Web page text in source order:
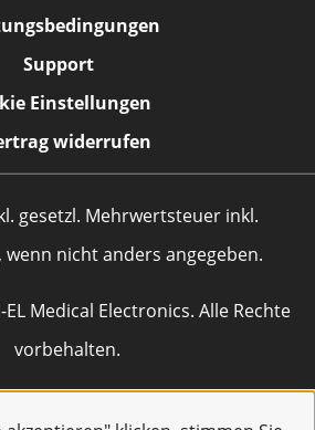
Support
Einstellungen
widerrufen
gesetzl. Mehrwertsteuer inkl.
nicht anders angegeben.
Medical Electronics. Alle Rechte
vorbehalten.